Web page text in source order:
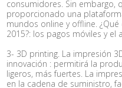
consumidores. Sin embargo,
proporcionado una
mundos online y offline.
2015?: los pagos móviles y
3- 3D printing. La impresión
innovación : permitirá la
ligeros, más fuertes. La
en la cadena de suministro,